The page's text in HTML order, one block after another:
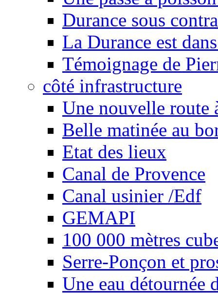
Durance sous
La Durance est
Témoignage de
côté infrastructure
Une nouvelle route
Belle matinée au
Etat des lieux
Canal de Provence
Canal usinier /Edf
GEMAPI
100 000 mètres
Serre-Ponçon et
Une eau détournée